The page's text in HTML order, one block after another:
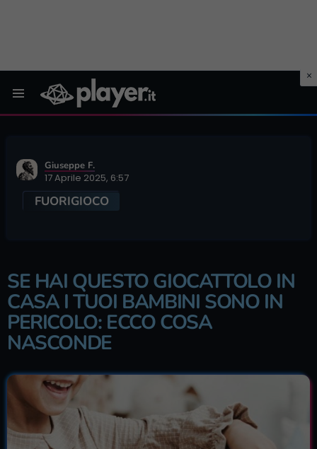
Giuseppe F.
17 Aprile 2025, 6:57
FUORIGIOCO
SE HAI QUESTO GIOCATTOLO IN
CASA I TUOI BAMBINI SONO IN
PERICOLO: ECCO COSA
NASCONDE